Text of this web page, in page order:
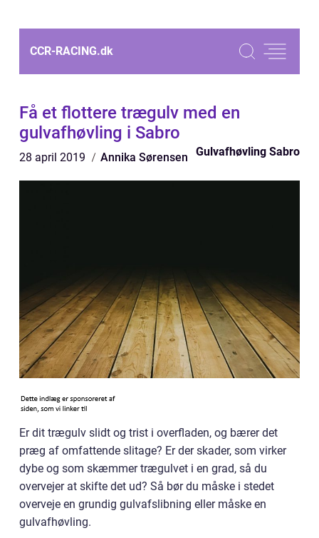
CCR-RACING.dk
Få et flottere trægulv med en
gulvafhøvling i Sabro
28 april 2019 Annika Sørensen Gulvafhøvling Sabro
Er dit trægulv slidt og trist i overfladen, og bærer det
præg af omfattende slitage? Er der skader, som virker
dybe og som skæmmer trægulvet i en grad, så du
overvejer at skifte det ud? Så bør du måske i stedet
overveje en grundig gulvafslibning eller måske en
gulvafhøvling.